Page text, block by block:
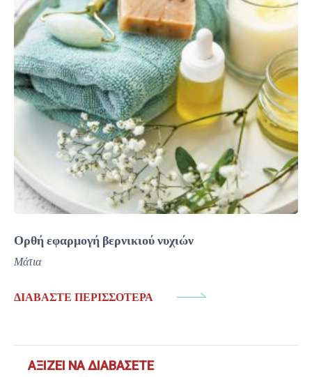
Ορθή εφαρμογή βερνικιού νυχιών
Μάτια
ΔΙΑΒΆΣΤΕ ΠΕΡΙΣΣΌΤΕΡΑ
ΑΞΊΖΕΙ ΝΑ ΔΙΑΒΆΣΕΤΕ